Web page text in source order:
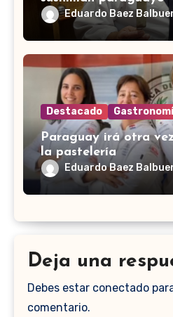
Eduardo Baez
Destacado
Paraguay irá otra
la pastelería
Eduardo Baez
Deja una
Debes estar conectado
comentario.